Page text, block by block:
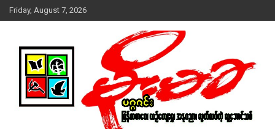
Skip
to
Friday, August 7, 2026